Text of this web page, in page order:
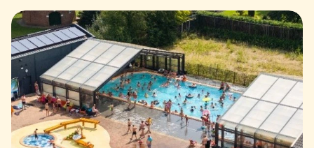
Camping
Unterkünfte
Last-Minute-Angebote
Aktivitäten und Erlebnisse
Kontakt & Infos
WhatsApp
Pakete
Öffnungszeiten
Mein Molenhof
FAQ
Lageplan